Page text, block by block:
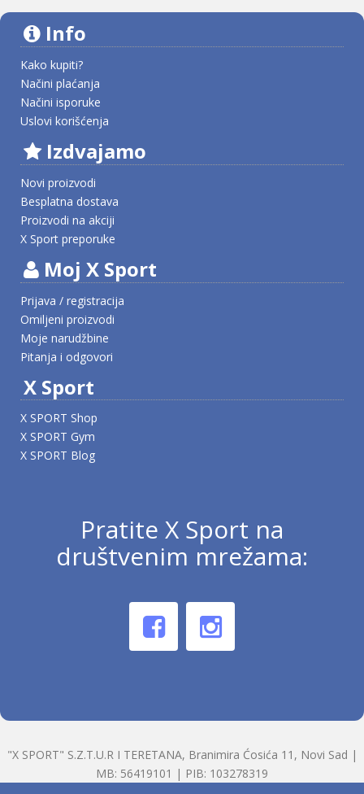
Info
Kako kupiti?
Načini plaćanja
Načini isporuke
Uslovi korišćenja
Izdvajamo
Novi proizvodi
Besplatna dostava
Proizvodi na akciji
X Sport preporuke
Moj X Sport
Prijava / registracija
Omiljeni proizvodi
Moje narudžbine
Pitanja i odgovori
X Sport
X SPORT Shop
X SPORT Gym
X SPORT Blog
Pratite X Sport na
društvenim mrežama:
"X SPORT" S.Z.T.U.R I TERETANA, Branimira Ćosića 11, Novi Sad |
MB: 56419101 | PIB: 103278319